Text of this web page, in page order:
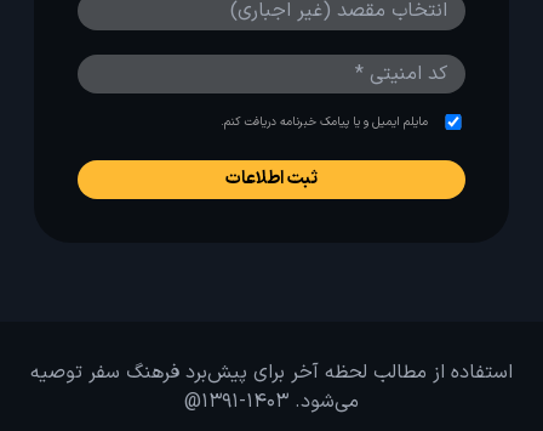
مایلم ایمیل و یا پیامک خبرنامه دریافت کنم.
استفاده از مطالب لحظه آخر برای پیش‌برد فرهنگ سفر توصیه
می‌شود. 1403-1391@